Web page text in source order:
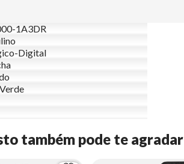
1A3DR
Digital
também pode te agradar